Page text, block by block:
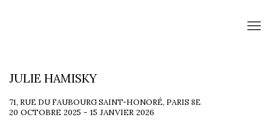
JULIE HAMISKY
71, RUE DU FAUBOURG SAINT-HONORÉ, PARIS 8E
20 OCTOBRE 2025 - 15 JANVIER 2026